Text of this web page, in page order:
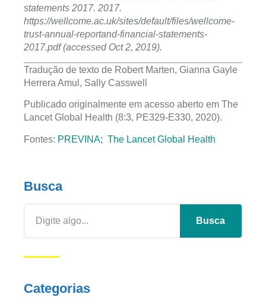
statements 2017. 2017.
https://wellcome.ac.uk/sites/default/files/wellcome-
trust-annual-reportand-financial-statements-
2017.pdf (accessed Oct 2, 2019).
Tradução de texto de Robert Marten, Gianna Gayle
Herrera Amul, Sally Casswell
Publicado originalmente em acesso aberto em The
Lancet Global Health (8:3, PE329-E330, 2020).
Fontes: PREVINA; The Lancet Global Health
Busca
Busca
Categorias